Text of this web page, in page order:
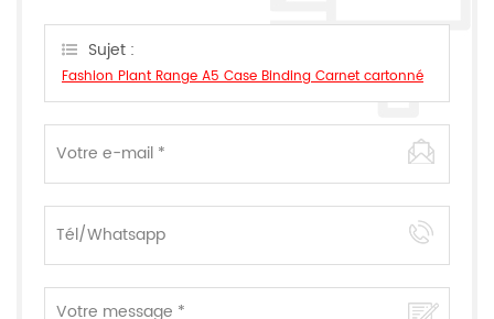
Sujet :
Fashion Plant Range A5 Case Binding Carnet cartonné